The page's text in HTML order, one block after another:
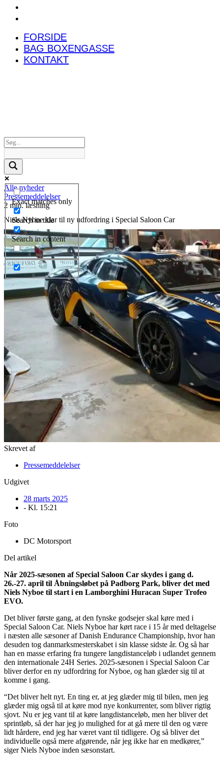
FORSIDE
BAG BOXENGASSE
KONTAKT
Exact matches only
Search in title
Search in content
Alle nyheder
Pressemeddelelser
2 min. læsning
Niels Nyboe klar til ny udfordring i Special Saloon Car
Skrevet af
Pressemeddelelser
Udgivet
28 marts 2025
- Kl. 15:21
Foto
DC Motorsport
Del artikel
Når 2025-sæsonen af Special Saloon Car skydes i gang d.
26.-27. april til Åbningsløbet på Padborg Park, bliver det med
Niels Nyboe til start i en Lamborghini Huracan Super Trofeo
EVO.
Det bliver første gang, at den fynske godsejer skal køre med i
Special Saloon Car. Niels Nyboe har kørt race i 15 år med deltagelse
i næsten alle sæsoner af Danish Endurance Championship, hvor han
desuden tog danmarksmesterskabet i sin klasse sidste år. Og så har
han en masse erfaring fra tungere langdistanceløb i udlandet gennem
den internationale 24H Series. 2025-sæsonen i Special Saloon Car
bliver derfor en ny udfordring for Nyboe, og han glæder sig til at
komme i gang.
“Det bliver helt nyt. En ting er, at jeg glæder mig til bilen, men jeg
glæder mig også til at køre mod nye konkurrenter, som bliver rigtig
sjovt. Nu er jeg vant til at køre langdistanceløb, men her bliver det
sprintløb, så der har jeg jo mulighed for at gå mere til den og være
lidt hårdere, end jeg har været vant til tidligere. Og så bliver det
individuelle også mere afgørende, når jeg ikke har en medkører,”
siger Niels Nyboe inden sæsonstart.